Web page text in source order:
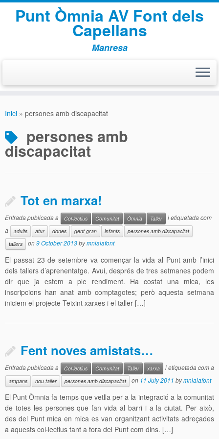
Punt Òmnia AV Font dels
Capellans
Manresa
Inici » persones amb discapacitat
persones amb
discapacitat
Tot en marxa!
Entrada publicada a Col·lectius Comunitat Òmnia Taller
i etiquetada com
a
adults atur dones gent gran infants
persones amb discapacitat
tallers
on9 October 2013bymnialafont
El passat 23 de setembre va començar la vida al Punt amb l’inici
dels tallers d’aprenentatge. Avui, després de tres setmanes podem
dir que ja estem a ple rendiment. Ha costat una mica, les
inscripcions han anat amb comptagotes; però aquesta setmana
iniciem el projecte Teixint xarxes i el taller […]
Fent noves amistats…
Entrada publicada a Col·lectius Comunitat Taller xarxa i etiquetada com a
ampans nou taller persones amb discapacitat on 11 July 2011 bymnialafont
El Punt Òmnia fa temps que vetlla per a la integració a la comunitat
de totes les persones que fan vida al barri i a la ciutat. Per això,
des del Punt mica en mica es van organitzant activitats adreçades
a aquests col·lectius tant a fora del Punt com dins. […]